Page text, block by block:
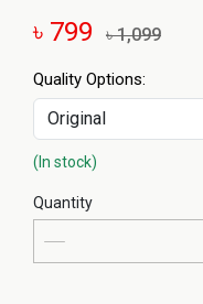
৳ 799 ৳ 1,099
Quality Options:
(In stock)
Quantity